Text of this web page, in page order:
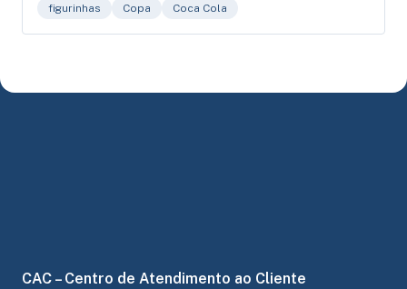
figurinhas Copa Coca Cola
CAC – Centro de Atendimento ao Cliente